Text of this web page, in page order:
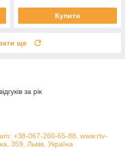
Купити
ще
за рік
+38-067-260-65-88, www.rtv-
359, Львів, Україна